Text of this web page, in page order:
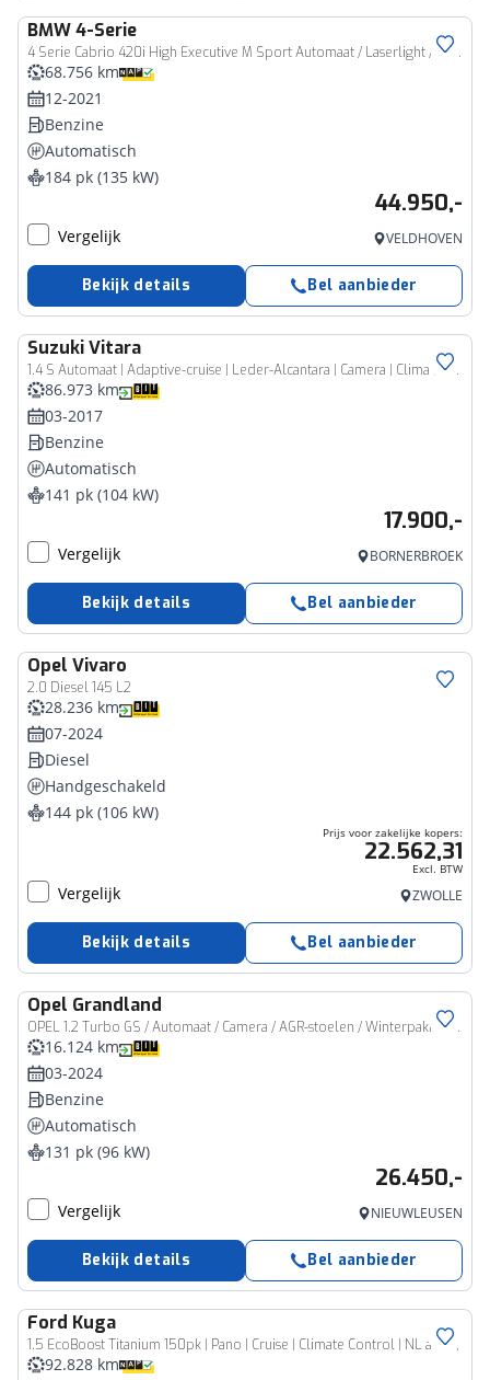
BMW4-Serie
4 Serie Cabrio 420i High Executive M Sport Automaat / Laserlight / Achteruitrijcamera / Air Collar / Head-Up / M Sportonderstel / Live Cockpit Professional / Stuurverwarming
68.756 km
12-2021
Benzine
Automatisch
184 pk (135 kW)
44.950,-
Vergelijk VELDHOVEN
Bekijk details Bel aanbieder
SuzukiVitara
1.4 S Automaat | Adaptive-cruise | Leder-Alcantara | Camera | Clima | Navigatie | Parkeersensoren V+A | Apple Carplay & Android Auto | Keyless | Stoelverwarming
86.973 km
03-2017
Benzine
Automatisch
141 pk (104 kW)
17.900,-
Vergelijk BORNERBROEK
Bekijk details Bel aanbieder
Opel Vivaro
2.0 Diesel 145 L2
Bedrijfswagen
28.236 km
07-2024
Diesel
Handgeschakeld
144 pk (106 kW)
Prijs voor zakelijke kopers:
22.562,31
Excl. BTW
Vergelijk ZWOLLE
Bekijk details Bel aanbieder
Opel Grandland
OPEL 1.2 Turbo GS / Automaat / Camera / AGR-stoelen / Winterpakket / Adaptive Cruise
16.124 km
03-2024
Benzine
Automatisch
131 pk (96 kW)
26.450,-
Vergelijk NIEUWLEUSEN
Bekijk details Bel aanbieder
Ford Kuga
1.5 EcoBoost Titanium 150pk | Pano | Cruise | Climate Control | NL auto |
92.828 km